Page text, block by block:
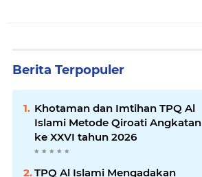
Berita Terpopuler
Khotaman dan Imtihan TPQ Al
Islami Metode Qiroati Angkatan
ke XXVI tahun 2026
TPQ Al Islami Mengadakan